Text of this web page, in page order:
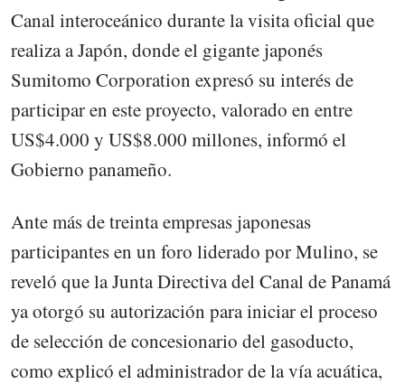
Canal interoceánico durante la visita oficial que
realiza a Japón, donde el gigante japonés
Sumitomo Corporation expresó su interés de
participar en este proyecto, valorado en entre
US$4.000 y US$8.000 millones, informó el
Gobierno panameño.
Ante más de treinta empresas japonesas
participantes en un foro liderado por Mulino, se
reveló que la Junta Directiva del Canal de Panamá
ya otorgó su autorización para iniciar el proceso
de selección de concesionario del gasoducto,
como explicó el administrador de la vía acuática,